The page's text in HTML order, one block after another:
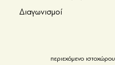
Διαγωνισμοί
περιεχόμενο ιστοχώρου